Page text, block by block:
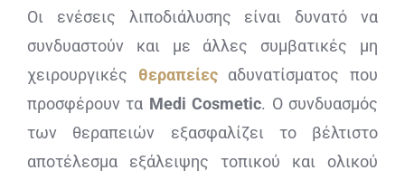
Οι ενέσεις λιποδιάλυσης είναι δυνατό να
συνδυαστούν και με άλλες συμβατικές μη
χειρουργικές θεραπείεςαδυνατίσματος που
προσφέρουν τα MediCosmetic. Ο συνδυασμός
των θεραπειών εξασφαλίζει το βέλτιστο
αποτέλεσμα εξάλειψης τοπικού και ολικού